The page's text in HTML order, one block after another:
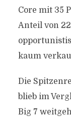
Core mit 35
Anteil von
kaum
Die
blieb im
Big 7